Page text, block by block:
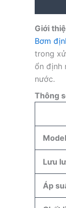
Giới
Bơm
trong
ổn định
nước.
Thông
Model
Lưu
Áp